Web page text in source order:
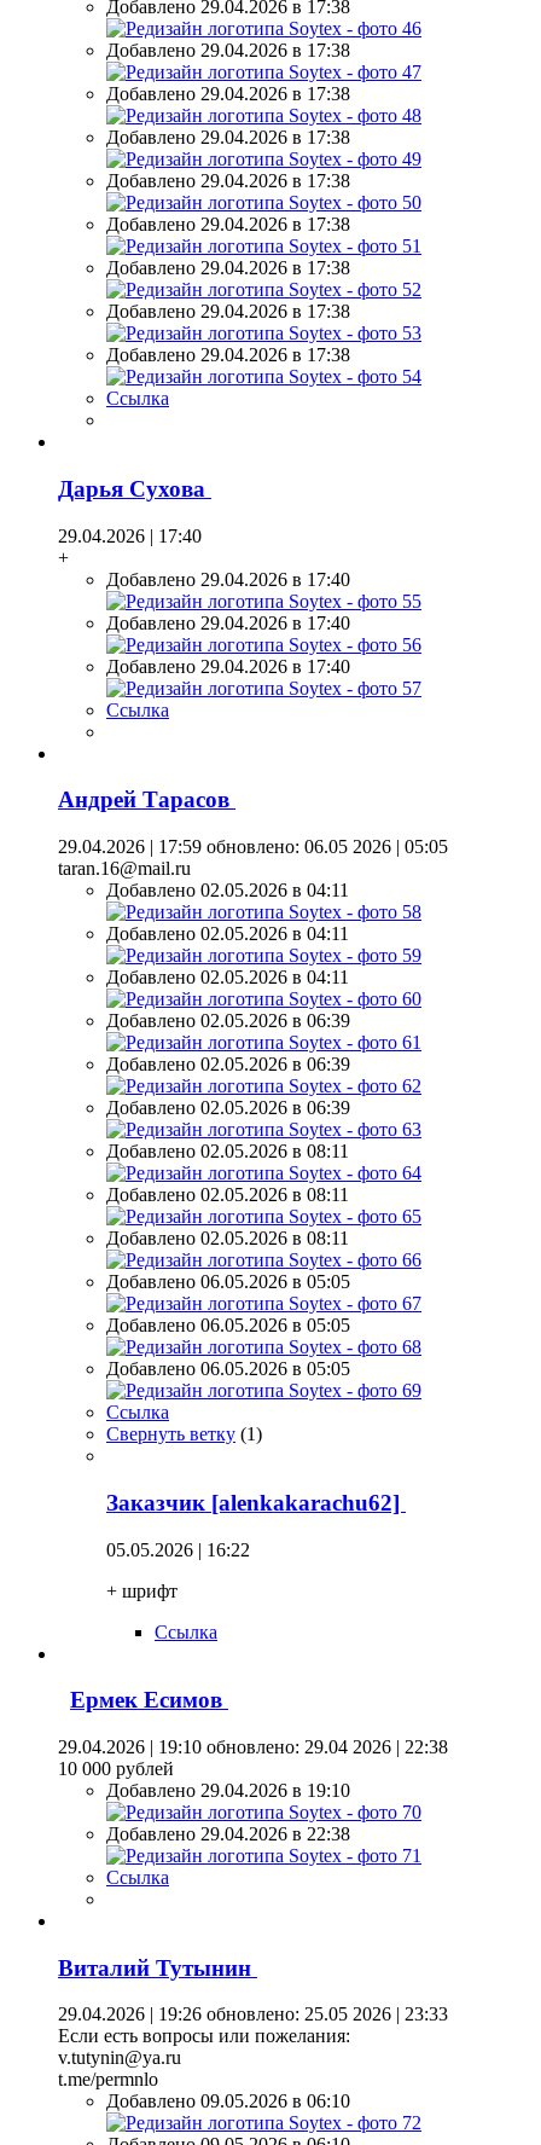
Добавлено 29.04.2026 в 17:38
Добавлено 29.04.2026 в 17:38
Добавлено 29.04.2026 в 17:38
Добавлено 29.04.2026 в 17:38
Добавлено 29.04.2026 в 17:38
Добавлено 29.04.2026 в 17:38
Добавлено 29.04.2026 в 17:38
Добавлено 29.04.2026 в 17:38
Добавлено 29.04.2026 в 17:38
Ссылка
Дарья Сухова
29.04.2026 | 17:40
+
Добавлено 29.04.2026 в 17:40
Добавлено 29.04.2026 в 17:40
Добавлено 29.04.2026 в 17:40
Ссылка
Андрей Тарасов
29.04.2026 | 17:59 обновлено: 06.05 2026 | 05:05
taran.16@mail.ru
Добавлено 02.05.2026 в 04:11
Добавлено 02.05.2026 в 04:11
Добавлено 02.05.2026 в 04:11
Добавлено 02.05.2026 в 06:39
Добавлено 02.05.2026 в 06:39
Добавлено 02.05.2026 в 06:39
Добавлено 02.05.2026 в 08:11
Добавлено 02.05.2026 в 08:11
Добавлено 02.05.2026 в 08:11
Добавлено 06.05.2026 в 05:05
Добавлено 06.05.2026 в 05:05
Добавлено 06.05.2026 в 05:05
Ссылка
Свернуть ветку (1)
Заказчик [alenkakarachu62]
05.05.2026 | 16:22
+ шрифт
Ссылка
Ермек Есимов
29.04.2026 | 19:10 обновлено: 29.04 2026 | 22:38
10 000 рублей
Добавлено 29.04.2026 в 19:10
Добавлено 29.04.2026 в 22:38
Ссылка
Виталий Тутынин
29.04.2026 | 19:26 обновлено: 25.05 2026 | 23:33
Если есть вопросы или пожелания:
v.tutynin@ya.ru
t.me/permnlo
Добавлено 09.05.2026 в 06:10